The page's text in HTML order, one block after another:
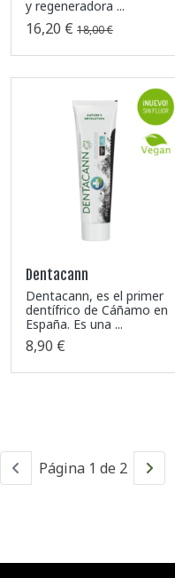
y regeneradora ...
16,20 € 18,00 €
Dentacann
Dentacann, es el primer
dentífrico de Cáñamo en
España. Es una ...
8,90 €
Página 1 de 2